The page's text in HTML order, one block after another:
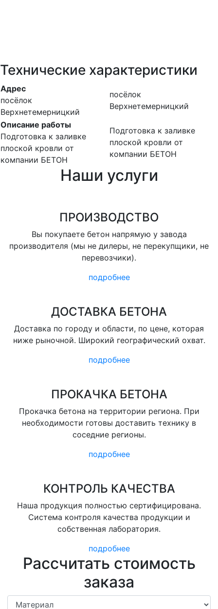
Технические характеристики
Адрес
посёлок
Верхнетемерницкий
посёлок
Верхнетемерницкий
Описание работы
Подготовка к заливке
плоской кровли от
компании БЕТОН
Подготовка к заливке
плоской кровли от
компании БЕТОН
Наши услуги
ПРОИЗВОДСТВО
Вы покупаете бетон напрямую у завода
производителя (мы не дилеры, не перекупщики, не
перевозчики).
подробнее
ДОСТАВКА БЕТОНА
Доставка по городу и области, по цене, которая
ниже рыночной. Широкий географический охват.
подробнее
ПРОКАЧКА БЕТОНА
Прокачка бетона на территории региона. При
необходимости готовы доставить технику в
соседние регионы.
подробнее
КОНТРОЛЬ КАЧЕСТВА
Наша продукция полностью сертифицирована.
Система контроля качества продукции и
собственная лаборатория.
подробнее
Рассчитать стоимость
заказа